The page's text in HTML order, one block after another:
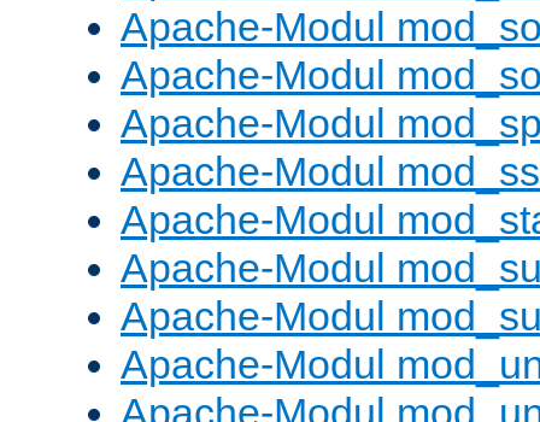
Apache-Modul
Apache-Modul
Apache-Modul
Apache-Modul
Apache-Modul
Apache-Modul
Apache-Modul
Apache-Modul
Apache-Modul